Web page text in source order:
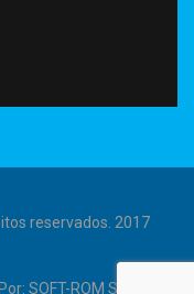
reservados. 2017
SOFT-ROM Sistemas